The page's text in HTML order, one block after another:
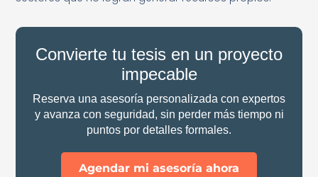
Convierte tu tesis en un proyecto
impecable
Reserva una asesoría personalizada con expertos
y avanza con seguridad, sin perder más tiempo ni
puntos por detalles formales.
Agendar mi asesoría ahora